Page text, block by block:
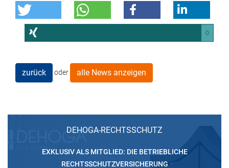
0
zurück oder alle News anzeigen
DEHOGA-RECHTSSCHUTZ
EXKLUSIV ALS MITGLIED: DIE BETRIEBLICHE
RECHTSSCHUTZVERSICHERUNG